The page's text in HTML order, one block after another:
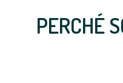
PERCHÉ